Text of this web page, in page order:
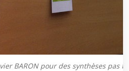
BARON pour des synthèses pas